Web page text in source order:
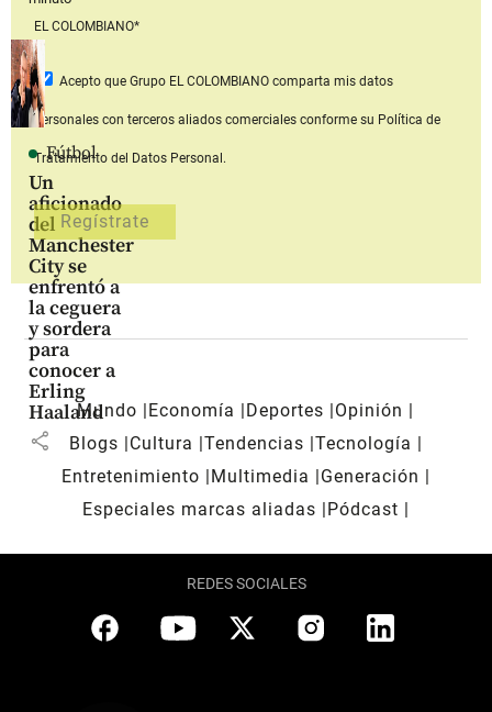
Fútbol
Un
aficionado
del
Manchester
City se
enfrentó a
la ceguera
y sordera
para
conocer a
Erling
Haaland
share
EL COLOMBIANO*
Acepto que Grupo EL COLOMBIANOcomparta mis datos
personales con terceros aliados comerciales conforme su Política de
Tratamiento del Datos Personal.
Mundo Economía Deportes
Opinión
Blogs
Cultura Tendencias Tecnología
Entretenimiento
Multimedia
Generación
Especiales marcas aliadas
Pódcast
REDES SOCIALES